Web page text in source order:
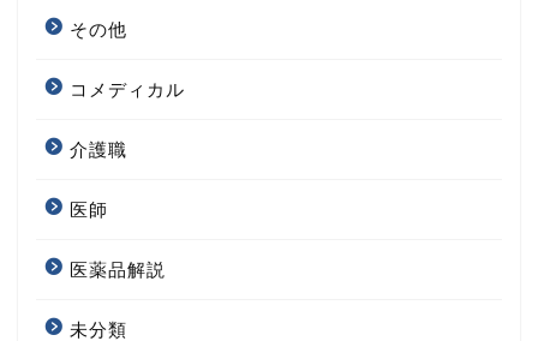
その他
コメディカル
介護職
医師
医薬品解説
未分類